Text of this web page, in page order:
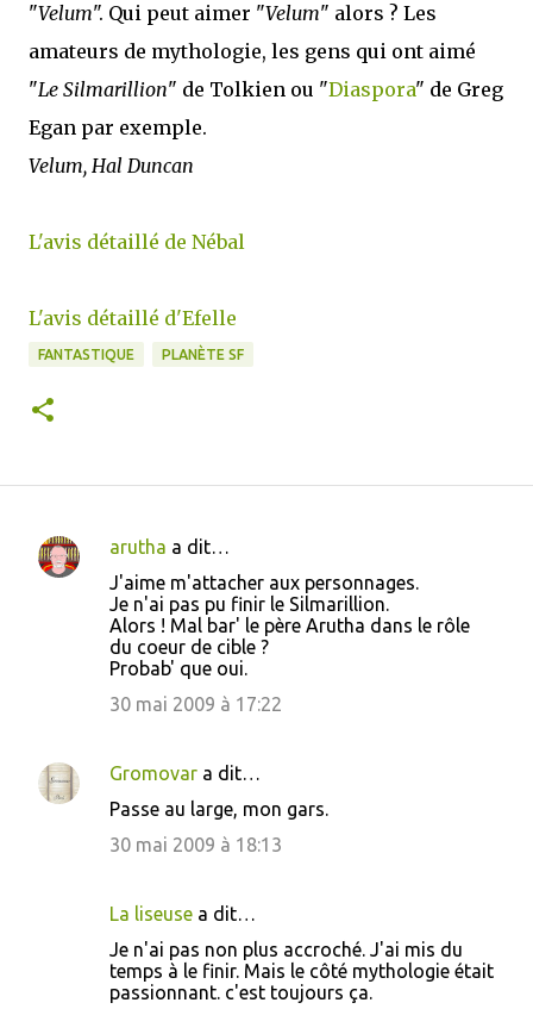
"Velum". Qui peut aimer "Velum" alors ? Les
amateurs de mythologie, les gens qui ont aimé
"Le Silmarillion" de Tolkien ou "Diaspora" de Greg
Egan par exemple.
Velum, Hal Duncan
L'avis détaillé de Nébal
L'avis détaillé d'Efelle
FANTASTIQUE PLANÈTE SF
C
t
a
arutha a dit…
J'aime m'attacher aux personnages.
Je n'ai pas pu finir le Silmarillion.
Alors ! Mal bar' le père Arutha dans le rôle
du coeur de cible ?
Probab' que oui.
30 mai 2009 à 17:22
Gromovar a dit…
Passe au large, mon gars.
30 mai 2009 à 18:13
La liseuse a dit…
Je n'ai pas non plus accroché. J'ai mis du
temps à le finir. Mais le côté mythologie était
passionnant. c'est toujours ça.